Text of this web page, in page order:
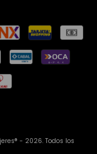
- 2026. Todos los